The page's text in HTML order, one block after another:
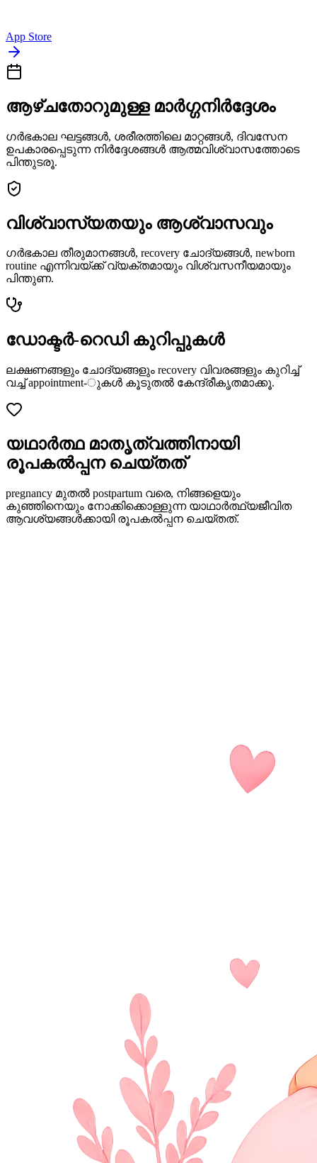
App Store
ആഴ്ചതോറുമുള്ള മാർഗ്ഗനിർദ്ദേശം
ഗർഭകാല ഘട്ടങ്ങൾ, ശരീരത്തിലെ മാറ്റങ്ങൾ, ദിവസേന
ഉപകാരപ്പെടുന്ന നിർദ്ദേശങ്ങൾ ആത്മവിശ്വാസത്തോടെ
പിന്തുടരൂ.
വിശ്വാസ്യതയും ആശ്വാസവും
ഗർഭകാല തീരുമാനങ്ങൾ, recovery ചോദ്യങ്ങൾ, newborn
routine എന്നിവയ്ക്ക് വ്യക്തമായും വിശ്വസനീയമായും
പിന്തുണ.
ഡോക്ടർ-റെഡി കുറിപ്പുകൾ
ലക്ഷണങ്ങളും ചോദ്യങ്ങളും recovery വിവരങ്ങളും കുറിച്ച്
വച്ച് appointment-ുകൾ കൂടുതൽ കേന്ദ്രീകൃതമാക്കൂ.
യഥാർത്ഥ മാതൃത്വത്തിനായി
രൂപകൽപ്പന ചെയ്തത്
pregnancy മുതൽ postpartum വരെ, നിങ്ങളെയും
കുഞ്ഞിനെയും നോക്കിക്കൊള്ളുന്ന യാഥാർത്ഥ്യജീവിത
ആവശ്യങ്ങൾക്കായി രൂപകൽപ്പന ചെയ്തത്.